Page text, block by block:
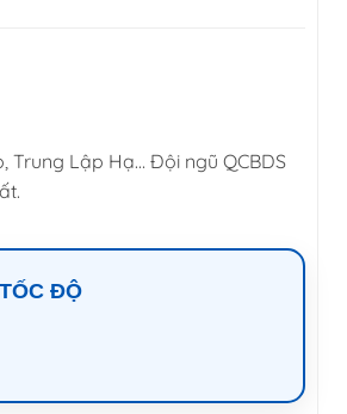
Trung Lập Hạ… Đội ngũ QCBDS
ĐỘ